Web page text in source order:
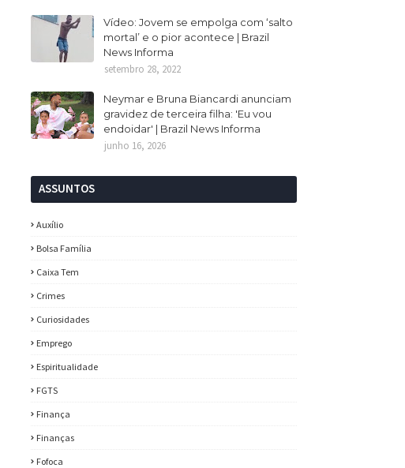
Vídeo: Jovem se empolga com ‘salto
mortal’ e o pior acontece | Brazil
News Informa
setembro 28, 2022
Neymar e Bruna Biancardi anunciam
gravidez de terceira filha: 'Eu vou
endoidar' | Brazil News Informa
junho 16, 2026
ASSUNTOS
Auxílio
Bolsa Família
Caixa Tem
Crimes
Curiosidades
Emprego
Espiritualidade
FGTS
Finança
Finanças
Fofoca